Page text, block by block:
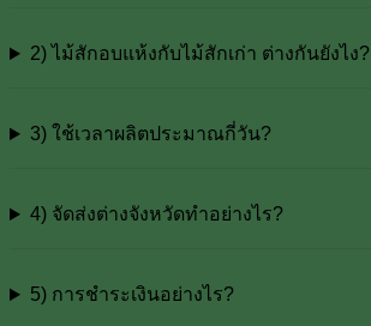
2) ไม้สักอบแห้งกับไม้สักเก่า ต่างกันยังไง?
3) ใช้เวลาผลิตประมาณกี่วัน?
4) จัดส่งต่างจังหวัดทำอย่างไร?
5) การชำระเงินอย่างไร?